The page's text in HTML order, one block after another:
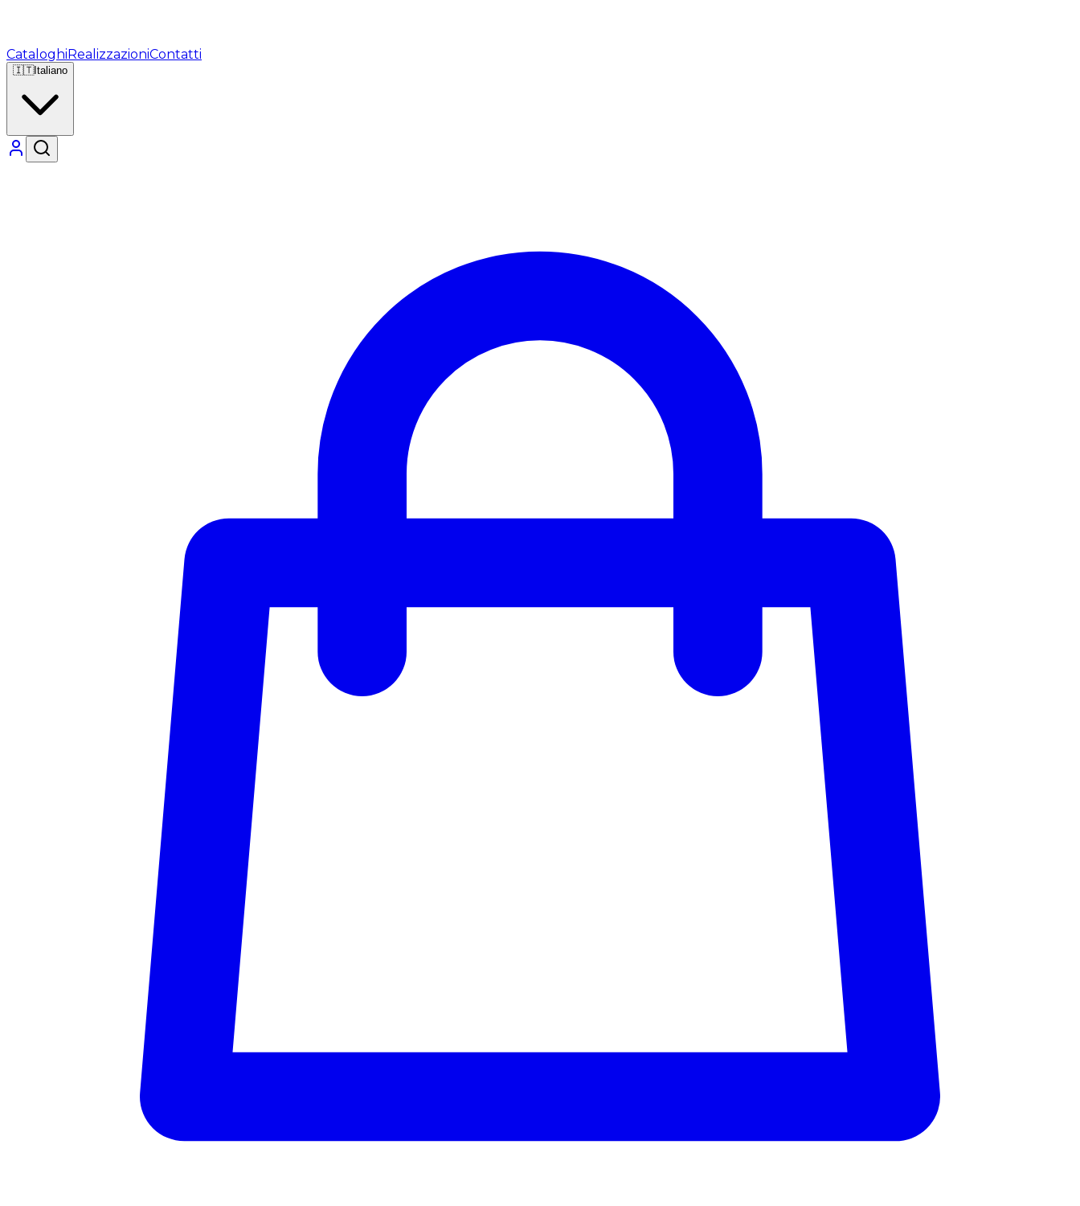
CataloghiRealizzazioniContatti
🇮🇹Italiano